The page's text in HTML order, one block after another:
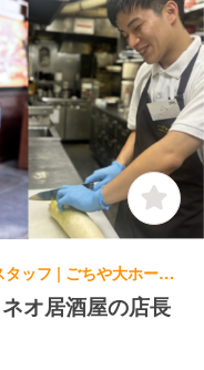
居酒屋 | レストランサービス・ホールスタッフ | ごちや大ホール 小倉店
オ居酒屋の店長